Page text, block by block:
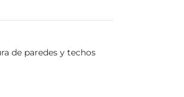
de paredes y techos